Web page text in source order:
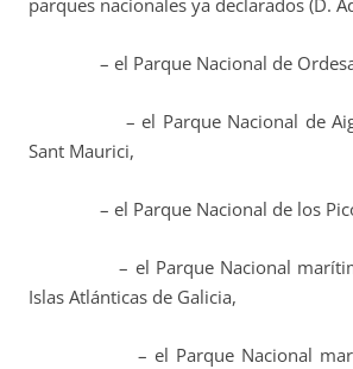
parques nacionales ya declarados (D.
– el Parque Nacional de
– el Parque Nacional de
Sant Maurici,
– el Parque Nacional de los
– el Parque Nacional
Islas Atlánticas de Galicia,
– el Parque Nacional